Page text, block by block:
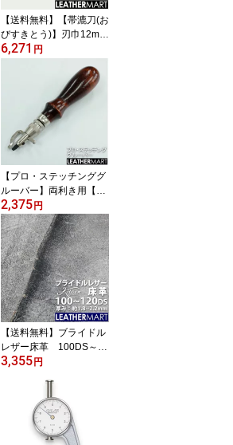
レザーマート 薄い うす
い【送料無料】【帯漉刀(お
びすきとう)】刃巾12mm
｜老舗彫刻刀メーカーと
具 フレンチエッジャー
のように使える レザーク
ラフト レザー 革 工具 道
具 刃物 漉き 漉き工具
6,271 円
【プロ・ステッチンググ
ルーバー】両利き用【日
本製】｜ レザークラフト
用工具 レザー 革 工具 道
具 手縫い ハンドソーイ
ング
2,375円
【送料無料】ブライドル
レザー床革 100DS～12
0DS 1.8mm～2.2mm厚
ンポートレザー ブライド
ルレザー サスティナブル
床革 植物性タンニン鞣し
3,355円